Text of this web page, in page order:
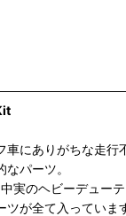
にありがちな走行
パーツ。
実のヘビーデュー
が全て入っていま